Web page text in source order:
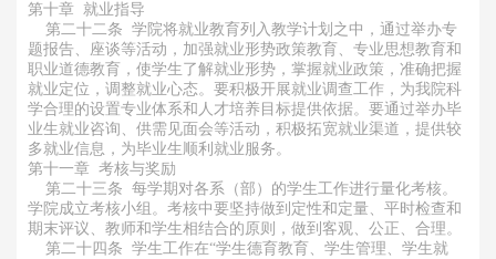
第十章 就业指导
第二十二条 学院将就业教育列入教学计划之中，通过举办专
题报告、座谈等活动，加强就业形势政策教育、专业思想教育和
职业道德教育，使学生了解就业形势，掌握就业政策，准确把握
就业定位，调整就业心态。要积极开展就业调查工作，为我院科
学合理的设置专业体系和人才培养目标提供依据。要通过举办毕
业生就业咨询、供需见面会等活动，积极拓宽就业渠道，提供较
多就业信息，为毕业生顺利就业服务。
第十一章 考核与奖励
第二十三条 每学期对各系（部）的学生工作进行量化考核。
学院成立考核小组。考核中要坚持做到定性和定量、平时检查和
期末评议、教师和学生相结合的原则，做到客观、公正、合理。
第二十四条 学生工作在“学生德育教育、学生管理、学生就